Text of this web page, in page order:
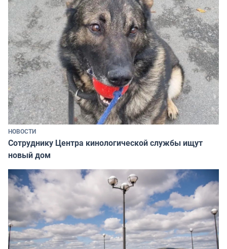
НОВОСТИ
Сотруднику Центра кинологической службы ищут
новый дом